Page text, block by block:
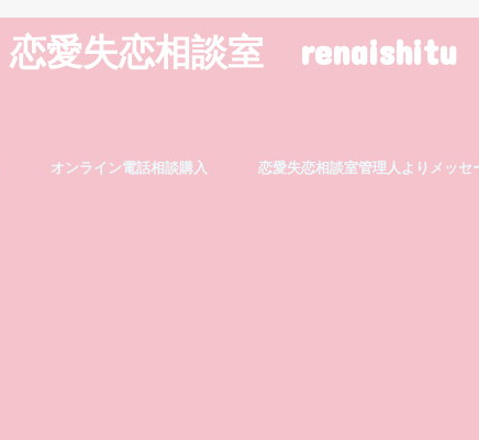
恋愛失恋相談室 renaishitu
オンライン電話相談購入 恋愛失恋相談室管理人よりメッセ